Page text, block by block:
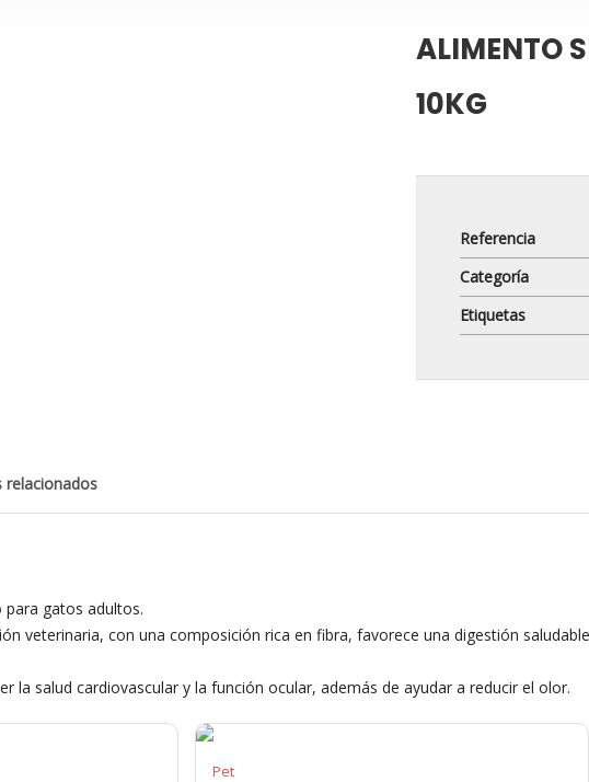
ALIMENTO
10KG
Referencia
Categoría
Etiquetas
relacionados
gatos adultos.
veterinaria, con una composición rica en fibra, favorece una digestión
la salud cardiovascular y la función ocular, además de ayudar a reducir el olor.
Pet